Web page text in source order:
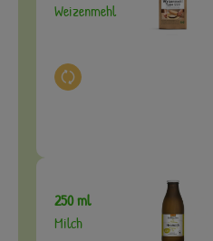
Weizenmehl
Auswahl ändern
250 ml
Milch